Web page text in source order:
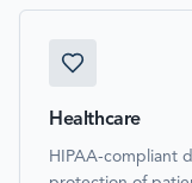
Healthcare
HIPAA-compliant